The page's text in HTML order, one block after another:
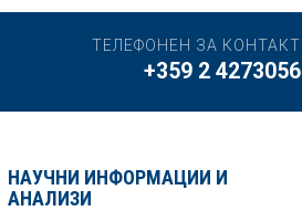
ТЕЛЕФОНЕН ЗА КОНТАКТ
+359 2 4273056
НАУЧНИ ИНФОРМАЦИИ И
АНАЛИЗИ